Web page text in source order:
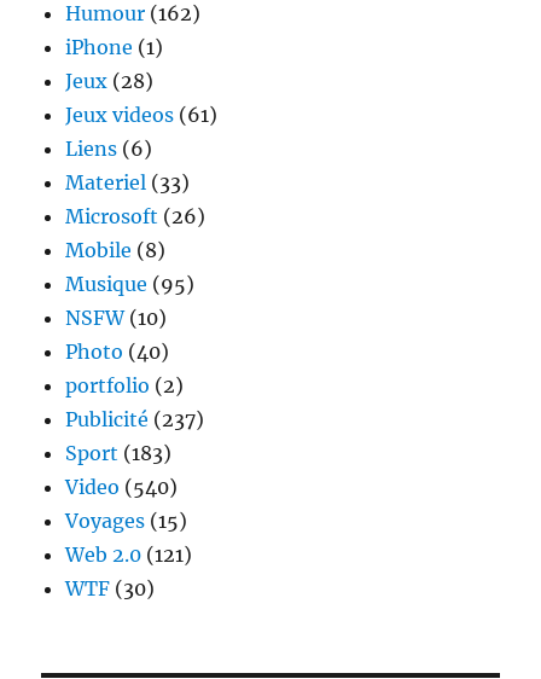
Humour (162)
iPhone (1)
Jeux (28)
Jeux videos (61)
Liens (6)
Materiel (33)
Microsoft (26)
Mobile (8)
Musique (95)
NSFW(10)
Photo (40)
portfolio (2)
Publicité (237)
Sport (183)
Video (540)
Voyages (15)
Web 2.0 (121)
WTF (30)